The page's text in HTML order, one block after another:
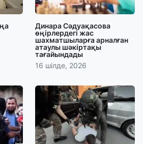
Динара Сәдуақасова
өңірлердегі жас
шахматшыларға арналған
атаулы шәкіртақы
тағайындады
16 шілде, 2026